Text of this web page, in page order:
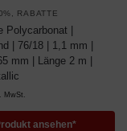
RABATTE
Polycarbonat |
| 76/18 | 1,1 mm |
mm | Länge 2 m |
MwSt.
ansehen*